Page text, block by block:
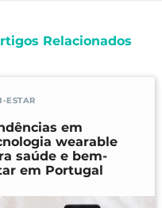
Relacionados
ESTAR
em
wearable
saúde e bem-
em Portugal